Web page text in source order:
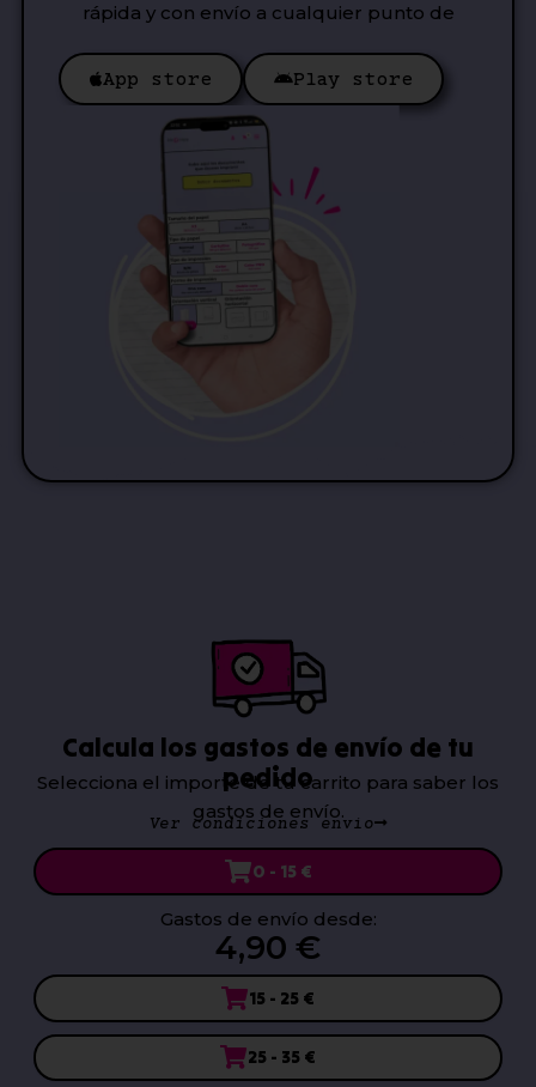
rápida y con envío a cualquier punto de
App store Play store
Calcula los gastos de envío de tu
pedido
Selecciona el importe de tu carrito para saber los
gastos de envío.
Ver condiciones envío
0 - 15 €
15 - 25 €
25 - 35 €
Gastos de envío desde:
4,90 €